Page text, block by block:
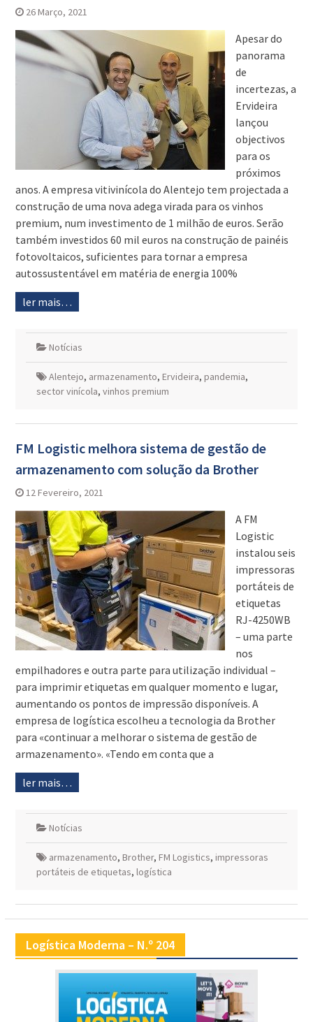
26 Março, 2021
Apesar do
panorama
de
incertezas, a
Ervideira
lançou
objectivos
para os
próximos
anos. A empresa vitivinícola do Alentejo tem projectada a
construção de uma nova adega virada para os vinhos
premium, num investimento de 1 milhão de euros. Serão
também investidos 60 mil euros na construção de painéis
fotovoltaicos, suficientes para tornar a empresa
autossustentável em matéria de energia 100%
ler mais…
Notícias
Alentejo, armazenamento, Ervideira, pandemia,
sector vinícola, vinhos premium
FM Logistic melhora sistema de gestão de
armazenamento com solução da Brother
12 Fevereiro, 2021
A FM
Logistic
instalou seis
impressoras
portáteis de
etiquetas
RJ-4250WB
– uma parte
nos
empilhadores e outra parte para utilização individual –
para imprimir etiquetas em qualquer momento e lugar,
aumentando os pontos de impressão disponíveis. A
empresa de logística escolheu a tecnologia da Brother
para «continuar a melhorar o sistema de gestão de
armazenamento». «Tendo em conta que a
ler mais…
Notícias
armazenamento, Brother, FM Logistics, impressoras
portáteis de etiquetas, logística
Logística Moderna – N.º 204